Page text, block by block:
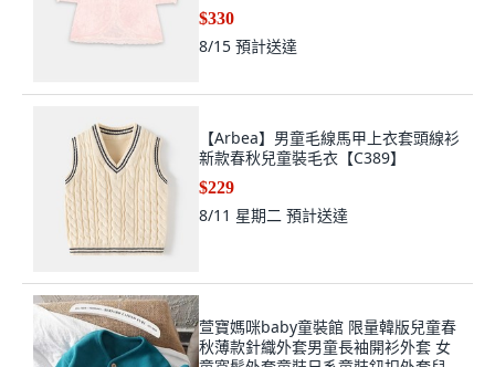
$330
8/15 預計送達
【Arbea】男童毛線馬甲上衣套頭線衫
新款春秋兒童裝毛衣【C389】
$229
8/11 星期二 預計送達
萱寶媽咪baby童裝館 限量韓版兒童春
秋薄款針織外套男童長袖開衫外套 女